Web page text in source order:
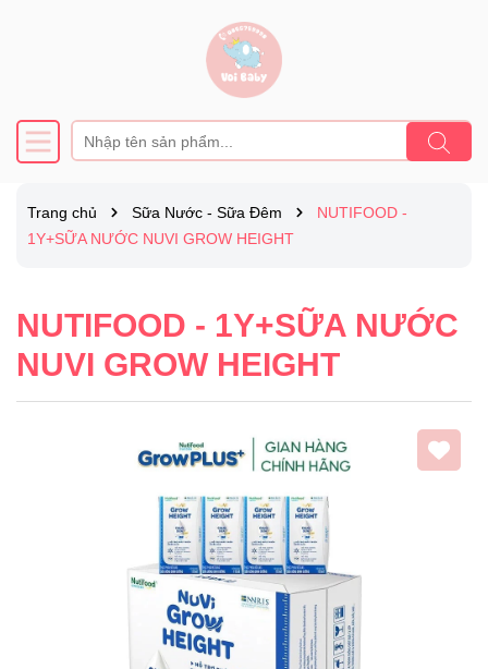
Trang chủ Sữa Nước - Sữa Đêm
NUTIFOOD -
1Y+SỮA NƯỚC NUVI GROW HEIGHT
NUTIFOOD - 1Y+SỮA NƯỚC
NUVI GROW HEIGHT